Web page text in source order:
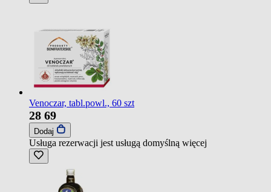
Venoczar, tabl.powl., 60 szt
28 69
Dodaj
Usługa rezerwacji jest usługą domyślną więcej